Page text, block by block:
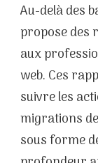
Au-delà des
propose des
aux
web. Ces
suivre les
migrations
sous forme